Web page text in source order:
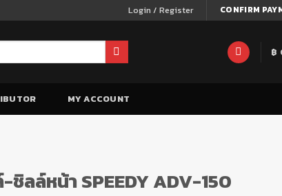
Login / Register CONFIRM
฿
MY ACCOUNT
ชิลล์หน้า SPEEDY ADV-150